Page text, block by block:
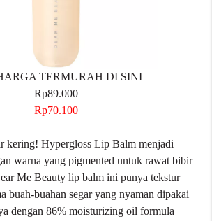
TERMURAH DI SINI
Rp89.000
Rp70.100
kering! Hypergloss Lip Balm menjadi
warna yang pigmented untuk rawat bibir
Me Beauty lip balm ini punya tekstur
buah-buahan segar yang nyaman dipakai
dengan 86% moisturizing oil formula